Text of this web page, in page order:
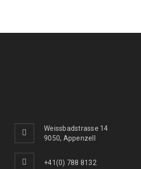
Weissbadstrasse 14
9050, Appenzell
+41(0) 788 8132